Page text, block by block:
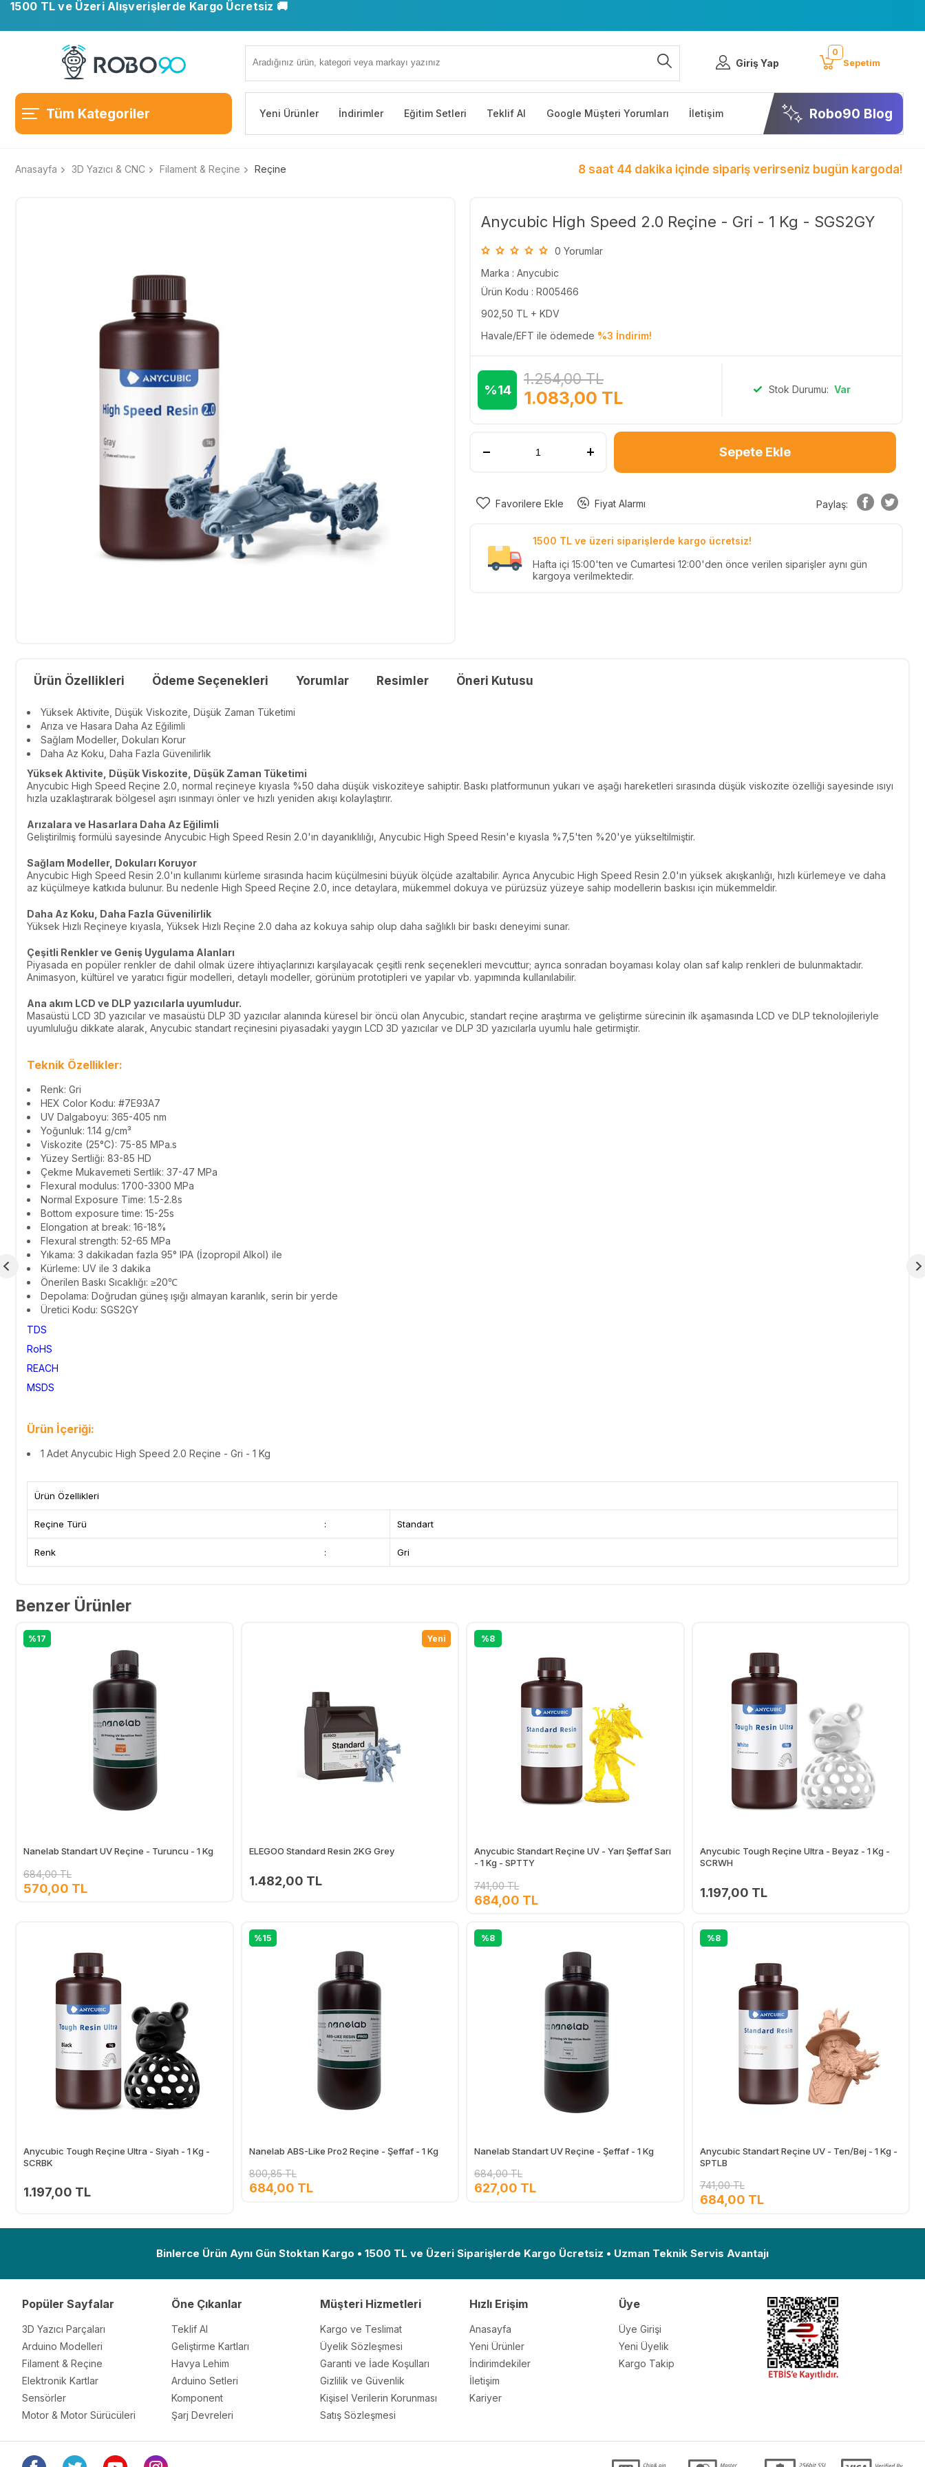
1500 TL ve Üzeri Alışverişlerde Kargo Ücretsiz 🚚
Giriş Yap
0
Sepetim
Tüm Kategoriler Yeni Ürünler İndirimler Eğitim Setleri Teklif Al Google Müşteri Yorumları İletişim Robo90 Blog
Anasayfa 3D Yazıcı & CNC Filament & Reçine Reçine 8 saat 44 dakika içinde sipariş verirseniz bugün kargoda!
Anycubic High Speed 2.0 Reçine - Gri - 1 Kg - SGS2GY
0 Yorumlar
Marka : Anycubic
Ürün Kodu : R005466
902,50 TL + KDV
Havale/EFT ile ödemede %3 İndirim!
%14 1.083,00 TL
1.254,00TL
Stok Durumu:Var
Sepete Ekle
Favorilere Ekle Fiyat Alarmı Paylaş:
1500 TL ve üzeri siparişlerde kargo ücretsiz!
Hafta içi 15:00'ten ve Cumartesi 12:00'den önce verilen siparişler aynı gün
kargoya verilmektedir.
Ürün Özellikleri Ödeme Seçenekleri Yorumlar Resimler Öneri Kutusu
Yüksek Aktivite, Düşük Viskozite, Düşük Zaman Tüketimi
Arıza ve Hasara Daha Az Eğilimli
Sağlam Modeller, Dokuları Korur
Daha Az Koku, Daha Fazla Güvenilirlik
Yüksek Aktivite, Düşük Viskozite, Düşük Zaman Tüketimi
Anycubic High Speed ​​Reçine 2.0, normal reçineye kıyasla %50 daha düşük viskoziteye sahiptir. Baskı platformunun yukarı ve aşağı hareketleri sırasında düşük viskozite özelliği sayesinde ısıyı
hızla uzaklaştırarak bölgesel aşırı ısınmayı önler ve hızlı yeniden akışı kolaylaştırır.
Arızalara ve Hasarlara Daha Az Eğilimli
Geliştirilmiş formülü sayesinde Anycubic High Speed ​​Resin 2.0'ın dayanıklılığı, Anycubic High Speed ​​Resin'e kıyasla %7,5'ten %20'ye yükseltilmiştir.
Sağlam Modeller, Dokuları Koruyor
Anycubic High Speed ​​Resin 2.0'ın kullanımı kürleme sırasında hacim küçülmesini büyük ölçüde azaltabilir. Ayrıca Anycubic High Speed ​​Resin 2.0'ın yüksek akışkanlığı, hızlı kürlemeye ve daha
az küçülmeye katkıda bulunur. Bu nedenle High Speed Reçine 2.0, ince detaylara, mükemmel dokuya ve pürüzsüz yüzeye sahip modellerin baskısı için mükemmeldir.
Daha Az Koku, Daha Fazla Güvenilirlik
Yüksek Hızlı Reçineye kıyasla, Yüksek Hızlı Reçine 2.0 daha az kokuya sahip olup daha sağlıklı bir baskı deneyimi sunar.
Çeşitli Renkler ve Geniş Uygulama Alanları
Piyasada en popüler renkler de dahil olmak üzere ihtiyaçlarınızı karşılayacak çeşitli renk seçenekleri mevcuttur; ayrıca sonradan boyaması kolay olan saf kalıp renkleri de bulunmaktadır.
Animasyon, kültürel ve yaratıcı figür modelleri, detaylı modeller, görünüm prototipleri ve yapılar vb. yapımında kullanılabilir.
Ana akım LCD ve DLP yazıcılarla uyumludur.
Masaüstü LCD 3D yazıcılar ve masaüstü DLP 3D yazıcılar alanında küresel bir öncü olan Anycubic, standart reçine araştırma ve geliştirme sürecinin ilk aşamasında LCD ve DLP teknolojileriyle
uyumluluğu dikkate alarak, Anycubic standart reçinesini piyasadaki yaygın LCD 3D yazıcılar ve DLP 3D yazıcılarla uyumlu hale getirmiştir.
Teknik Özellikler:
Renk: Gri
HEX Color Kodu: #7E93A7
UV Dalgaboyu: 365-405 nm
Yoğunluk: 1.14 g/cm³
Viskozite (25°C): 75-85 MPa.s
Yüzey Sertliği: 83-85 HD
Çekme Mukavemeti Sertlik: 37-47 MPa
Flexural modulus: 1700-3300 MPa
Normal Exposure Time: 1.5-2.8s
Bottom exposure time: 15-25s
Elongation at break: 16-18%
Flexural strength: 52-65 MPa
Yıkama: 3 dakikadan fazla 95° IPA (İzopropil Alkol) ile
Kürleme: UV ile 3 dakika
Önerilen Baskı Sıcaklığı: ≥20℃
Depolama: Doğrudan güneş ışığı almayan karanlık, serin bir yerde
Üretici Kodu: SGS2GY
TDS
RoHS
REACH
MSDS
Ürün İçeriği:
1 Adet Anycubic High Speed 2.0 Reçine - Gri - 1 Kg
Ürün Özellikleri
Reçine Türü : Standart
Renk : Gri
Benzer Ürünler
%17
Nanelab Standart UV Reçine - Turuncu - 1 Kg
684,00 TL
570,00 TL
Yeni
ELEGOO Standard Resin 2KG Grey
1.482,00 TL
%8
Anycubic Standart Reçine UV - Yarı Şeffaf Sarı
- 1 Kg - SPTTY
741,00 TL
684,00 TL
Anycubic Tough Reçine Ultra - Beyaz - 1 Kg -
SCRWH
1.197,00 TL
Anycubic Tough Reçine Ultra - Siyah - 1 Kg -
SCRBK
1.197,00 TL
%15
Nanelab ABS-Like Pro2 Reçine - Şeffaf - 1 Kg
800,85 TL
684,00 TL
%8
Nanelab Standart UV Reçine - Şeffaf - 1 Kg
684,00 TL
627,00 TL
%8
Anycubic Standart Reçine UV - Ten/Bej - 1 Kg -
SPTLB
741,00 TL
684,00 TL
Binlerce Ürün Aynı Gün Stoktan Kargo • 1500 TL ve Üzeri Siparişlerde Kargo Ücretsiz • Uzman Teknik Servis Avantajı
Popüler Sayfalar
3D Yazıcı Parçaları
Arduino Modelleri
Filament & Reçine
Elektronik Kartlar
Sensörler
Motor & Motor Sürücüleri
Öne Çıkanlar
Teklif Al
Geliştirme Kartları
Havya Lehim
Arduino Setleri
Komponent
Şarj Devreleri
Müşteri Hizmetleri
Kargo ve Teslimat
Üyelik Sözleşmesi
Garanti ve İade Koşulları
Gizlilik ve Güvenlik
Kişisel Verilerin Korunması
Satış Sözleşmesi
Hızlı Erişim
Anasayfa
Yeni Ürünler
İndirimdekiler
İletişim
Kariyer
Üye
Üye Girişi
Yeni Üyelik
Kargo Takip